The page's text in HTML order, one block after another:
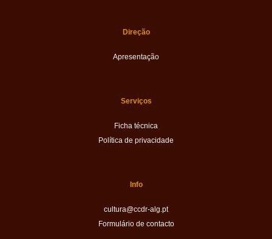
Direção
Apresentação
Serviços
Ficha técnica
Política de privacidade
Info
cultura@ccdr-alg.pt
Formulário de contacto